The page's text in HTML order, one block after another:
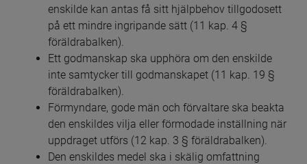
enskilde kan antas få sitt hjälpbehov tillgodosett
på ett mindre ingripande sätt (11 kap. 4 §
föräldrabalken).
Ett godmanskap ska upphöra om den enskilde
inte samtycker till godmanskapet (11 kap. 19 §
föräldrabalken).
Förmyndare, gode män och förvaltare ska beakta
den enskildes vilja eller förmodade inställning när
uppdraget utförs (12 kap. 3 § föräldrabalken).
Den enskildes medel ska i skälig omfattning